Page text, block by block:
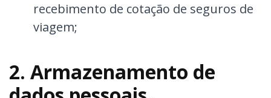
recebimento de cotação de seguros de
viagem;
2. Armazenamento de